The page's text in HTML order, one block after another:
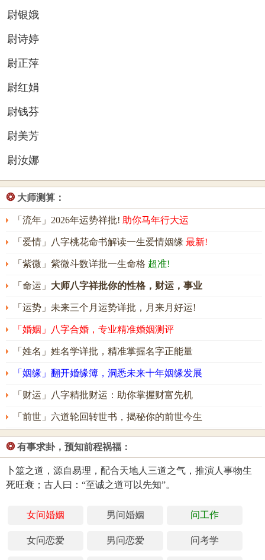
尉银娥
尉诗婷
尉正萍
尉红娟
尉钱芬
尉美芳
尉汝娜
❂ 大师测算：
「流年」2026年运势祥批! 助你马年行大运
「爱情」八字桃花命书解读一生爱情姻缘 最新!
「紫微」紫微斗数详批一生命格 超准!
「命运」 大师八字祥批你的性格，财运，事业
「运势」未来三个月运势详批，月来月好运!
「婚姻」八字合婚，专业精准婚姻测评
「姓名」姓名学详批，精准掌握名字正能量
「姻缘」翻开婚缘簿，洞悉未来十年姻缘发展
「财运」八字精批财运：助你掌握财富先机
「前世」六道轮回转世书，揭秘你的前世今生
❂ 有事求卦，预知前程祸福：
卜筮之道，源自易理，配合天地人三道之气，推演人事物生
死旺衰；古人曰：“至诚之道可以先知”。
女问婚姻 男问婚姻 问工作
女问恋爱 男问恋爱 问考学